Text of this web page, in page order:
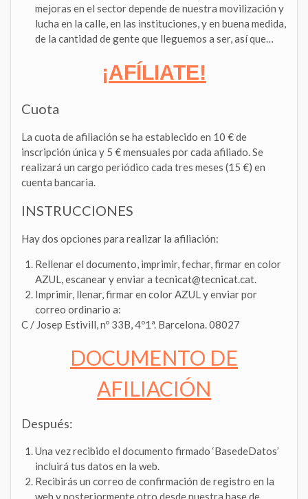
mejoras en el sector depende de nuestra movilización y
lucha en la calle, en las instituciones, y en buena medida,
de la cantidad de gente que lleguemos a ser, así que…
¡AFÍLIATE!
Cuota
La cuota de afiliación se ha establecido en 10 € de
inscripción única y 5 € mensuales por cada afiliado. Se
realizará un cargo periódico cada tres meses (15 €) en
cuenta bancaria.
INSTRUCCIONES
Hay dos opciones para realizar la afiliación:
Rellenar el documento, imprimir, fechar, firmar en color
AZUL, escanear y enviar a tecnicat@tecnicat.cat.
Imprimir, llenar, firmar en color AZUL y enviar por
correo ordinario a:
C / Josep Estivill, nº 33B, 4º1ª. Barcelona. 08027
DOCUMENTO DE
AFILIACIÓN
Después:
Una vez recibido el documento firmado ‘BasedeDatos’
incluirá tus datos en la web.
Recibirás un correo de confirmación de registro en la
web y posteriormente otro desde nuestra base de